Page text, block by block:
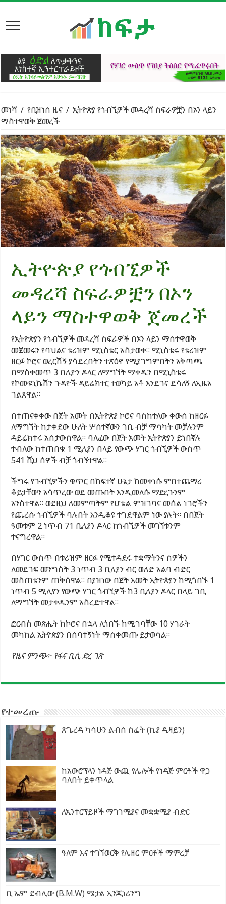
መነሻ / የቢዝነስ ዜና / ኢትዮጵያ የጎብኚዎች መዳረሻ ስፍራዎቿን በኦን ላይን
ማስተዋወቅ ጀመረች
ኢትዮጵያ የጎብኚዎች
መዳረሻ ስፍራዎቿን በኦን
ላይን ማስተዋወቅ ጀመረች
የኢትዮጵያን የጎብኚዎች መዳረሻ ስፍራዎች በኦን ላይን ማስተዋወቅ
መጀመሩን የባህልና ቱሪዝም ሚኒስቴር አስታወቀ። ሚኒስቴሩ የቱሪዝም
ዘርፉ ኮሮና ወረርሽኝ ያሳደረበትን ተጽዕኖ የሚያገግምበትን አቅጣጫ
በማስቀመጥ 3 በሊዮን ዶላር ለማግኘት ማቀዱን በሚኒስቴሩ
የኮሙዩኒኬሽን ጉዳዮች ዳይሬክተር ተወካይ አቶ እንደገና ደሳለኝ ለኢዜአ
ገልጸዋል።
በተጠናቀቀው በጀት አመት በኢትዮጵያ ኮሮና ባስከተለው ቀውስ ከዘርፉ
ለማግኘት ከታቀደው ሁለት ሦስተኛውን ገቢ ብቻ ማሳካት መቻሉንም
ዳይሬክተሩ አስታውሰዋል። ባለፈው በጀት አመት ኢትዮጵያን ይጎበኛሉ
ተብለው ከተጠበቁ 1 ሚሊየን በላይ የውጭ ሃገር ጎብኚዎች ውስጥ
541 ሺህ ሰዎች ብቻ ጎብኝተዋል።
ችግሩ የጉብኚዎችን ቁጥር በከፍተኛ ሁኔታ ከመቀነሱ ምበተጨማሪ
ቆይታቸውን አሳጥረው ወደ መጡበት እንዲመለሱ ማድረጉንም
አንስተዋል። ወደዚህ ለመምጣትም የሆቴል ምዝገባና መሰል ነገሮችን
የጨረሱ ጎብኚዎች ባሉበት እንዲቆዩ ተገደዋልም ነው ያሉት። በበጀት
ዓመቱም 2 ነጥብ 71 ቢሊየን ዶላር ከጎብኚዎች መገኘቱንም
ተናግረዋል።
በሃገር ውስጥ በቱሪዝም ዘርፉ የሚተዳደሩ ተቋማትንና ሰዎችን
ለመደገፍ መንግስት 3 ነጥብ 3 ቢሊየን ብር ወለድ አልባ ብድር
መስጠቱንም ጠቅሰዋል። በያዝነው በጀት አመት ኢትዮጵያን ከሚጎበኙ 1
ነጥብ 5 ሚሊየን የውጭ ሃገር ጎብኚዎች ከ3 ቢሊየን ዶላር በላይ ገቢ
ለማግኘት መታቀዱንም አስረድተዋል።
ፎርብስ መጽሔት ከኮሮና በኋላ ሊጎበኙ ከሚገባቸው 10 ሃገራት
መካከል ኢትዮጵያን በሰባተኝነት ማስቀመጡ ይታወሳል።
የዜና ምንጭ፦ የፋና ቢሲ ድረ ገጽ
የተመረጡ
ጽጌረዳ ካሳሁን ልብስ ስፌት (ኪያ ዲዛይን)
ከአውሮፕላን ነዳጅ ውጪ የሌሎች የነዳጅ ምርቶች ዋጋ
ባለበት ይቀጥላል
ለኢንተርፕይዞች ማገገሚያና መቋቋሚያ ብድር
ዓለም እና ተገኘወርቅ የሌዘር ምርቶች ማምረቻ
ቢ ኤም ደብሊው (B.M.W) ሜታል ኢንጂነሪንግ